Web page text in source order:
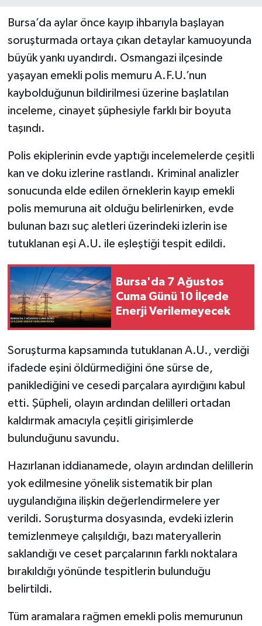
Bursa’da aylar önce kayıp ihbarıyla başlayan
soruşturmada ortaya çıkan detaylar kamuoyunda
büyük yankı uyandırdı. Osmangazi ilçesinde
yaşayan emekli polis memuru A.F.U.’nun
kaybolduğunun bildirilmesi üzerine başlatılan
inceleme, cinayet şüphesiyle farklı bir boyuta
taşındı.
Polis ekiplerinin evde yaptığı incelemelerde çeşitli
kan ve doku izlerine rastlandı. Kriminal analizler
sonucunda elde edilen örneklerin kayıp emekli
polis memuruna ait olduğu belirlenirken, evde
bulunan bazı suç aletleri üzerindeki izlerin ise
tutuklanan eşi A.U. ile eşleştiği tespit edildi.
Bursa'da 7 Ağustos
Cuma Günü 10 İlçede
Enerji Verilemeyecek
Soruşturma kapsamında tutuklanan A.U., verdiği
ifadede eşini öldürmediğini öne sürse de,
paniklediğini ve cesedi parçalara ayırdığını kabul
etti. Şüpheli, olayın ardından delilleri ortadan
kaldırmak amacıyla çeşitli girişimlerde
bulunduğunu savundu.
Hazırlanan iddianamede, olayın ardından delillerin
yok edilmesine yönelik sistematik bir plan
uygulandığına ilişkin değerlendirmelere yer
verildi. Soruşturma dosyasında, evdeki izlerin
temizlenmeye çalışıldığı, bazı materyallerin
saklandığı ve ceset parçalarının farklı noktalara
bırakıldığı yönünde tespitlerin bulunduğu
belirtildi.
Tüm aramalara rağmen emekli polis memurunun